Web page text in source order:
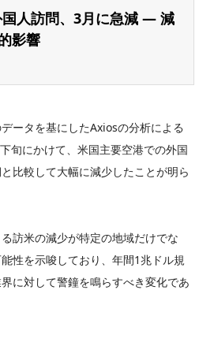
国人訪問、3月に急減 ― 減
影響
ータを基にしたAxiosの分析による
旬にかけて、米国主要空港での外国
比較して大幅に減少したことが明ら
訪米の減少が特定の地域だけでな
性を示唆しており、年間1兆ドル規
に対して警鐘を鳴らすべき変化であ